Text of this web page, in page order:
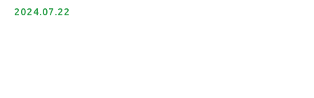
2024.07.22